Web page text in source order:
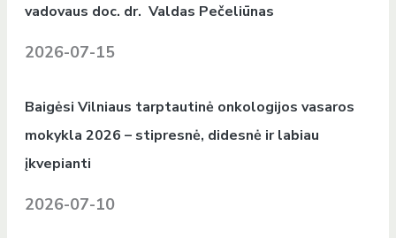
vadovaus doc. dr. Valdas Pečeliūnas
2026-07-15
Baigėsi Vilniaus tarptautinė onkologijos vasaros
mokykla 2026 – stipresnė, didesnė ir labiau
įkvepianti
2026-07-10